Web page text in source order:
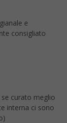
e
consigliato
curato meglio
interna ci sono